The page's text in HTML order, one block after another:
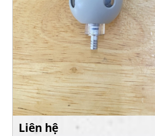
Liên hệ